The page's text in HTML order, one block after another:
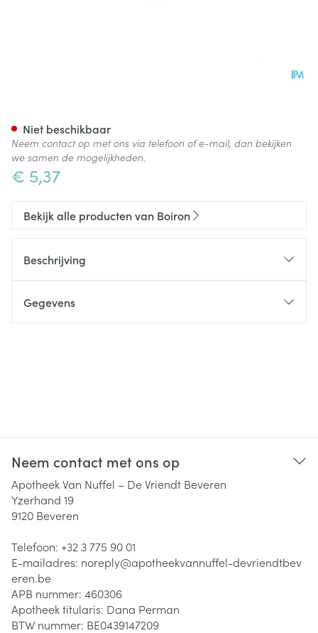
€ 5,37
Niet beschikbaar
Neem contact op met ons via telefoon of e-mail, dan bekijken
we samen de mogelijkheden.
Bekijk alle producten van Boiron
Beschrijving
Gegevens
Neem contact met ons op
Apotheek Van Nuffel – De Vriendt Beveren
Yzerhand 19
9120 Beveren
Telefoon: +32 3 775 90 01
E-mailadres: noreply@apotheekvannuffel-devriendtbev
eren.be
APB nummer: 460306
Apotheek titularis: Dana Perman
BTW nummer: BE0439147209